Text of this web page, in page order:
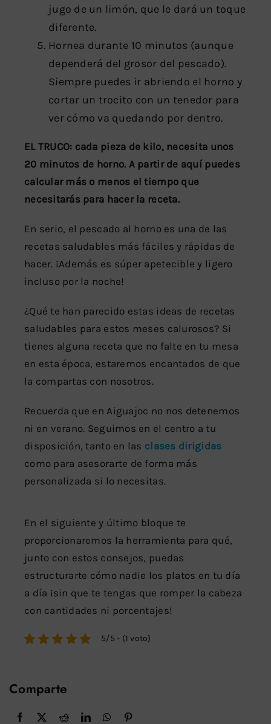
Comparte
jugo de un limón, que le dará un toque
diferente.
Hornea durante 10 minutos (aunque
dependerá del grosor del pescado).
Siempre puedes ir abriendo el horno y
cortar un trocito con un tenedor para
ver cómo va quedando por dentro.
EL TRUCO: cada pieza de kilo, necesita unos
20 minutos de horno. A partir de aquí puedes
calcular más o menos el tiempo que
necesitarás para hacer la receta.
En serio, el pescado al horno es una de las
recetas saludables más fáciles y rápidas de
hacer. ¡Además es súper apetecible y ligero
incluso por la noche!
¿Qué te han parecido estas ideas de recetas
saludables para estos meses calurosos? Si
tienes alguna receta que no falte en tu mesa
en esta época, estaremos encantados de que
la compartas con nosotros.
Recuerda que en Aiguajoc no nos detenemos
ni en verano. Seguimos en el centro a tu
disposición, tanto en las clases dirigidas
como para asesorarte de forma más
personalizada si lo necesitas.
En el siguiente y último bloque te
proporcionaremos la herramienta para qué,
junto con estos consejos, puedas
estructurarte cómo nadie los platos en tu día
a día ¡sin que te tengas que romper la cabeza
con cantidades ni porcentajes!
5/5 - (1 voto)